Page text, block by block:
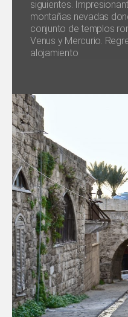
siguientes.
montañas nevadas
conjunto de templos
Venus y Mercurio.
alojamiento